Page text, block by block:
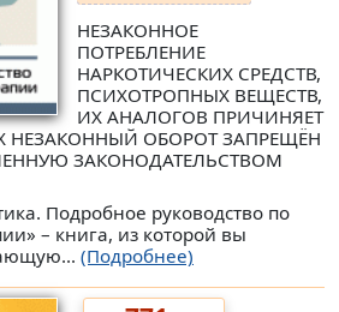
НЕЗАКОННОЕ
ПОТРЕБЛЕНИЕ
НАРКОТИЧЕСКИХ СРЕДСТВ,
ПСИХОТРОПНЫХ ВЕЩЕСТВ,
ИХ АНАЛОГОВ ПРИЧИНЯЕТ
НЕЗАКОННЫЙ ОБОРОТ ЗАПРЕЩЁН
ЗАКОНОДАТЕЛЬСТВОМ
Подробное руководство по
– книга, из которой вы
(Подробнее)